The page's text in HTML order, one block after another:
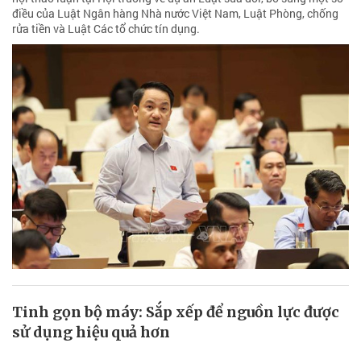
điều của Luật Ngân hàng Nhà nước Việt Nam, Luật Phòng, chống
rửa tiền và Luật Các tổ chức tín dụng.
Tinh gọn bộ máy: Sắp xếp để nguồn lực được
sử dụng hiệu quả hơn